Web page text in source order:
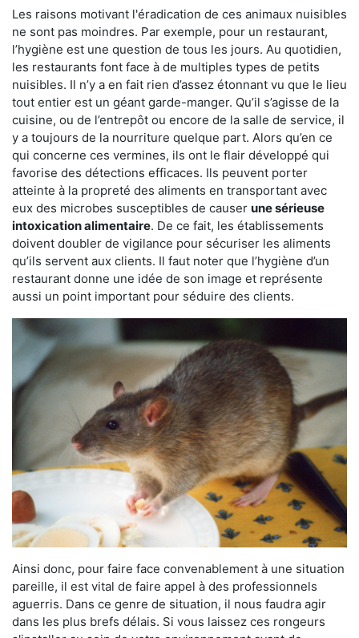
Les raisons motivant l'éradication de ces animaux nuisibles
ne sont pas moindres. Par exemple, pour un restaurant,
l’hygiène est une question de tous les jours. Au quotidien,
les restaurants font face à de multiples types de petits
nuisibles. Il n’y a en fait rien d’assez étonnant vu que le lieu
tout entier est un géant garde-manger. Qu’il s’agisse de la
cuisine, ou de l’entrepôt ou encore de la salle de service, il
y a toujours de la nourriture quelque part. Alors qu’en ce
qui concerne ces vermines, ils ont le flair développé qui
favorise des détections efficaces. Ils peuvent porter
atteinte à la propreté des aliments en transportant avec
eux des microbes susceptibles de causer une sérieuse
intoxication alimentaire. De ce fait, les établissements
doivent doubler de vigilance pour sécuriser les aliments
qu’ils servent aux clients. Il faut noter que l’hygiène d’un
restaurant donne une idée de son image et représente
aussi un point important pour séduire des clients.
Ainsi donc, pour faire face convenablement à une situation
pareille, il est vital de faire appel à des professionnels
aguerris. Dans ce genre de situation, il nous faudra agir
dans les plus brefs délais. Si vous laissez ces rongeurs